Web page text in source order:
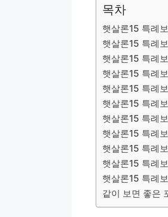
목차
햇살론15 특례
햇살론15 특례
햇살론15 특례
햇살론15 특례
햇살론15 특례
햇살론15 특례
햇살론15 특례
햇살론15 특례
햇살론15 특례
햇살론15 특례
햇살론15 특례
같이 보면 좋은